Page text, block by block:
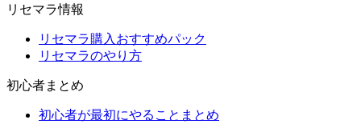
リセマラ情報
リセマラ購入おすすめパック
リセマラのやり方
初心者まとめ
初心者が最初にやることまとめ